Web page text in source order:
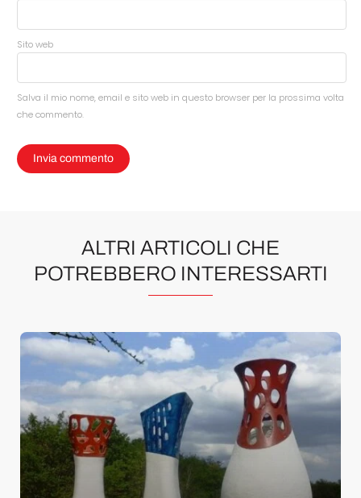
Sito web
Salva il mio nome, email e sito web in questo browser per la prossima volta
che commento.
ALTRI ARTICOLI CHE
POTREBBERO INTERESSARTI